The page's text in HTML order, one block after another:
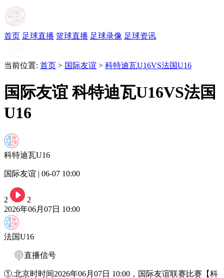
首页 足球直播 篮球直播 足球录像 足球资讯
当前位置: 首页 > 国际友谊 > 科特迪瓦U16VS法国U16
国际友谊 科特迪瓦U16VS法国
U16
科特迪瓦U16
国际友谊 | 06-07 10:00
2
2
2026年06月07日 10:00
法国U16
直播信号
①.北京时时间2026年06月07日 10:00，国际友谊联赛比赛【科